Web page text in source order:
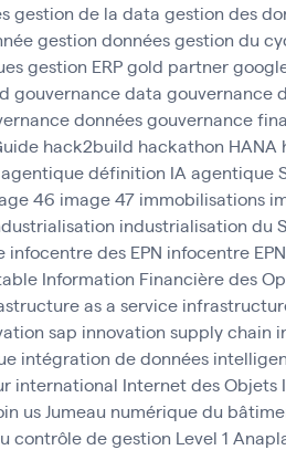
gestion de la data gestion des
gestion donnéesgestion du
gestion ERPgold partner
gouvernance data gouvernance
donnéesgouvernance
hack2build hackathon HANA
définition IA agentique
46 image 47 immobilisations
industrialisation du
infocentre des EPN infocentre EPN
Information Financière des
as a service
sap innovation supply chain
intégration de données
international Internet des Objets
us Jumeau numérique du
contrôle de gestion Level 1